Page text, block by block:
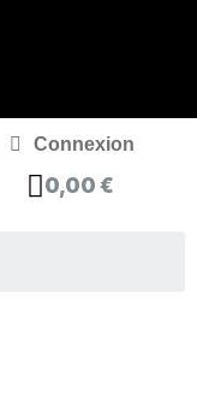
Connexion
0,00 €